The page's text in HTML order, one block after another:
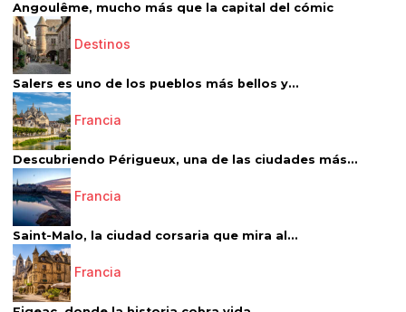
Angoulême, mucho más que la capital del cómic
Destinos
Salers es uno de los pueblos más bellos y...
Francia
Descubriendo Périgueux, una de las ciudades más...
Francia
Saint-Malo, la ciudad corsaria que mira al...
Francia